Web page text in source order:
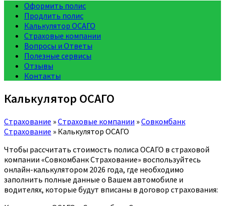
Оформить полис
Продлить полис
Калькулятор ОСАГО
Страховые компании
Вопросы и Ответы
Полезные сервисы
Отзывы
Контакты
Калькулятор ОСАГО
Страхование »Страховые компании »Совкомбанк
Страхование » Калькулятор ОСАГО
Чтобы рассчитать стоимость полиса ОСАГО в страховой
компании «Совкомбанк Страхование» воспользуйтесь
онлайн-калькулятором 2026 года, где необходимо
заполнить полные данные о Вашем автомобиле и
водителях, которые будут вписаны в договор страхования: